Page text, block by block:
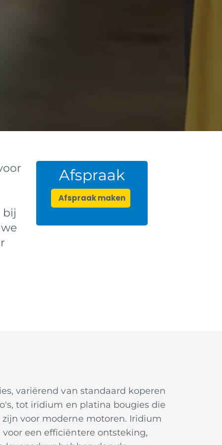
bij
Afspraak
Afspraak maken
variërend van standaard koperen
tot iridium en platina bougies die
voor moderne motoren. Iridium
een efficiëntere ontsteking,